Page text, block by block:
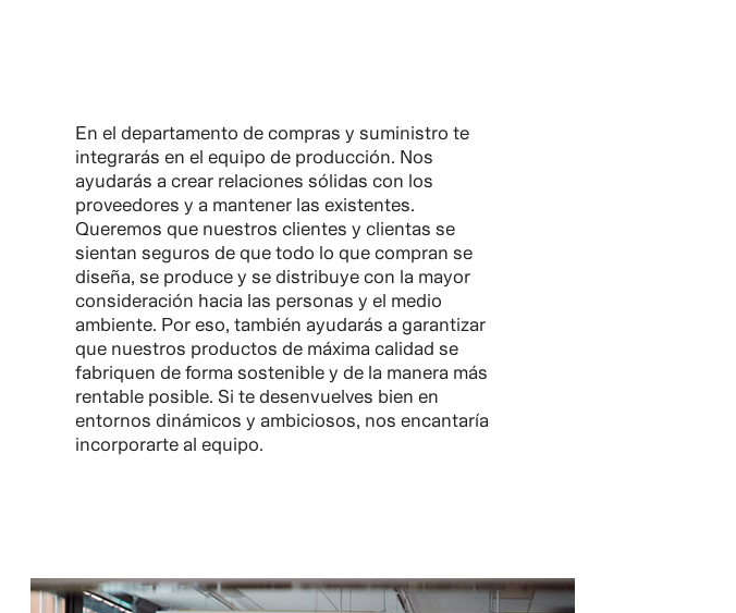
En el departamento de compras y suministro te
integrarás en el equipo de producción. Nos
ayudarás a crear relaciones sólidas con los
proveedores y a mantener las existentes.
Queremos que nuestros clientes y clientas se
sientan seguros de que todo lo que compran se
diseña, se produce y se distribuye con la mayor
consideración hacia las personas y el medio
ambiente. Por eso, también ayudarás a garantizar
que nuestros productos de máxima calidad se
fabriquen de forma sostenible y de la manera más
rentable posible. Si te desenvuelves bien en
entornos dinámicos y ambiciosos, nos encantaría
incorporarte al equipo.